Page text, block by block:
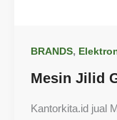
BRANDS,
Mesin Jilid
Kantorkita.id jual